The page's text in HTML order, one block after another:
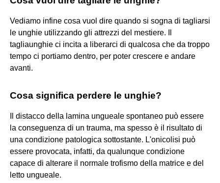
Vediamo infine cosa vuol dire quando si sogna di tagliarsi
le unghie utilizzando gli attrezzi del mestiere. Il
tagliaunghie ci incita a liberarci di qualcosa che da troppo
tempo ci portiamo dentro, per poter crescere e andare
avanti.
Cosa significa perdere le unghie?
Il distacco della lamina ungueale spontaneo può essere
la conseguenza di un trauma, ma spesso è il risultato di
una condizione patologica sottostante. L'onicolisi può
essere provocata, infatti, da qualunque condizione
capace di alterare il normale trofismo della matrice e del
letto ungueale.